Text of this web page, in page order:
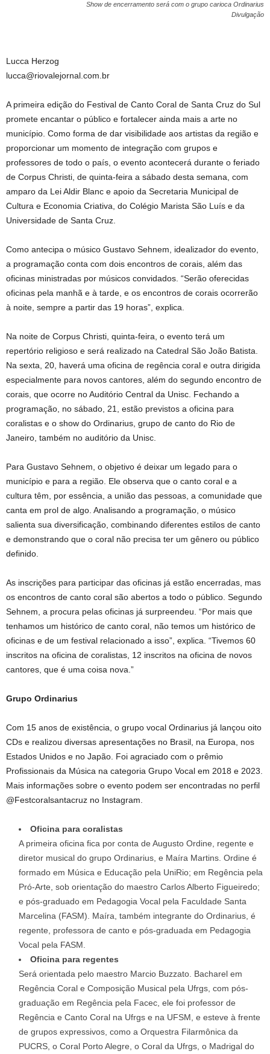
Show de encerramento será com o grupo carioca Ordinarius
Divulgação
Lucca Herzog
lucca@riovalejornal.com.br
A primeira edição do Festival de Canto Coral de Santa Cruz do Sul
promete encantar o público e fortalecer ainda mais a arte no
município. Como forma de dar visibilidade aos artistas da região e
proporcionar um momento de integração com grupos e
professores de todo o país, o evento acontecerá durante o feriado
de Corpus Christi, de quinta-feira a sábado desta semana, com
amparo da Lei Aldir Blanc e apoio da Secretaria Municipal de
Cultura e Economia Criativa, do Colégio Marista São Luís e da
Universidade de Santa Cruz.
Como antecipa o músico Gustavo Sehnem, idealizador do evento,
a programação conta com dois encontros de corais, além das
oficinas ministradas por músicos convidados. “Serão oferecidas
oficinas pela manhã e à tarde, e os encontros de corais ocorrerão
à noite, sempre a partir das 19 horas”, explica.
Na noite de Corpus Christi, quinta-feira, o evento terá um
repertório religioso e será realizado na Catedral São João Batista.
Na sexta, 20, haverá uma oficina de regência coral e outra dirigida
especialmente para novos cantores, além do segundo encontro de
corais, que ocorre no Auditório Central da Unisc. Fechando a
programação, no sábado, 21, estão previstos a oficina para
coralistas e o show do Ordinarius, grupo de canto do Rio de
Janeiro, também no auditório da Unisc.
Para Gustavo Sehnem, o objetivo é deixar um legado para o
município e para a região. Ele observa que o canto coral e a
cultura têm, por essência, a união das pessoas, a comunidade que
canta em prol de algo. Analisando a programação, o músico
salienta sua diversificação, combinando diferentes estilos de canto
e demonstrando que o coral não precisa ter um gênero ou público
definido.
As inscrições para participar das oficinas já estão encerradas, mas
os encontros de canto coral são abertos a todo o público. Segundo
Sehnem, a procura pelas oficinas já surpreendeu. “Por mais que
tenhamos um histórico de canto coral, não temos um histórico de
oficinas e de um festival relacionado a isso”, explica. “Tivemos 60
inscritos na oficina de coralistas, 12 inscritos na oficina de novos
cantores, que é uma coisa nova.”
Grupo Ordinarius
Com 15 anos de existência, o grupo vocal Ordinarius já lançou oito
CDs e realizou diversas apresentações no Brasil, na Europa, nos
Estados Unidos e no Japão. Foi agraciado com o prêmio
Profissionais da Música na categoria Grupo Vocal em 2018 e 2023.
Mais informações sobre o evento podem ser encontradas no perfil
@Festcoralsantacruz no Instagram.
Oficina para coralistas
A primeira oficina fica por conta de Augusto Ordine, regente e
diretor musical do grupo Ordinarius, e Maíra Martins. Ordine é
formado em Música e Educação pela UniRio; em Regência pela
Pró-Arte, sob orientação do maestro Carlos Alberto Figueiredo;
e pós-graduado em Pedagogia Vocal pela Faculdade Santa
Marcelina (FASM). Maíra, também integrante do Ordinarius, é
regente, professora de canto e pós-graduada em Pedagogia
Vocal pela FASM.
Oficina para regentes
Será orientada pelo maestro Marcio Buzzato. Bacharel em
Regência Coral e Composição Musical pela Ufrgs, com pós-
graduação em Regência pela Facec, ele foi professor de
Regência e Canto Coral na Ufrgs e na UFSM, e esteve à frente
de grupos expressivos, como a Orquestra Filarmônica da
PUCRS, o Coral Porto Alegre, o Coral da Ufrgs, o Madrigal do